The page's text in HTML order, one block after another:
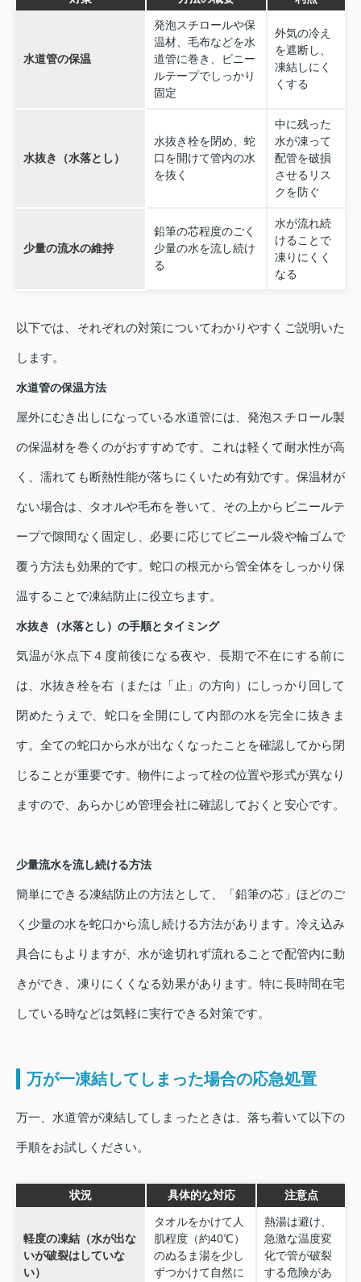
水道管の保温
発泡スチロールや保
温材、毛布などを水
道管に巻き、ビニー
ルテープでしっかり
固定
外気の冷え
を遮断し、
凍結しにく
くする
水抜き（水落とし）
水抜き栓を閉め、蛇
口を開けて管内の水
を抜く
中に残った
水が凍って
配管を破損
させるリス
クを防ぐ
少量の流水の維持
鉛筆の芯程度のごく
少量の水を流し続け
る
水が流れ続
けることで
凍りにくく
なる
以下では、それぞれの対策についてわかりやすくご説明いた
します。
水道管の保温方法
屋外にむき出しになっている水道管には、発泡スチロール製
の保温材を巻くのがおすすめです。これは軽くて耐水性が高
く、濡れても断熱性能が落ちにくいため有効です。保温材が
ない場合は、タオルや毛布を巻いて、その上からビニールテ
ープで隙間なく固定し、必要に応じてビニール袋や輪ゴムで
覆う方法も効果的です。蛇口の根元から管全体をしっかり保
温することで凍結防止に役立ちます。
水抜き（水落とし）の手順とタイミング
気温が氷点下４度前後になる夜や、長期で不在にする前に
は、水抜き栓を右（または「止」の方向）にしっかり回して
閉めたうえで、蛇口を全開にして内部の水を完全に抜きま
す。全ての蛇口から水が出なくなったことを確認してから閉
じることが重要です。物件によって栓の位置や形式が異なり
ますので、あらかじめ管理会社に確認しておくと安心です。
少量流水を流し続ける方法
簡単にできる凍結防止の方法として、「鉛筆の芯」ほどのご
く少量の水を蛇口から流し続ける方法があります。冷え込み
具合にもよりますが、水が途切れず流れることで配管内に動
きができ、凍りにくくなる効果があります。特に長時間在宅
している時などは気軽に実行できる対策です。
万が一凍結してしまった場合の応急処置
万一、水道管が凍結してしまったときは、落ち着いて以下の
手順をお試しください。
状況 具体的な対応 注意点
軽度の凍結（水が出な
いが破裂はしていな
い）
タオルをかけて人
肌程度（約40℃）
のぬるま湯を少し
ずつかけて自然に
熱湯は避け、
急激な温度変
化で管が破裂
する危険があ